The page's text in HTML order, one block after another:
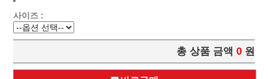
사이즈 :
총 상품 금액 0 원